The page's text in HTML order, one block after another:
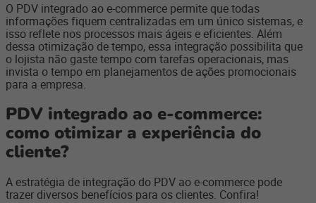
O PDV integrado ao e-commerce permite que todas
informações fiquem centralizadas em um único sistemas, e
isso reflete nos processos mais ágeis e eficientes. Além
dessa otimização de tempo, essa integração possibilita que
o lojista não gaste tempo com tarefas operacionais, mas
invista o tempo em planejamentos de ações promocionais
para a empresa.
PDV integrado ao e-commerce:
como otimizar a experiência do
cliente?
A estratégia de integração do PDV ao e-commerce pode
trazer diversos benefícios para os clientes. Confira!